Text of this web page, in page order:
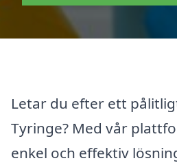
Letar du efter ett
Tyringe? Med vår
enkel och effektiv